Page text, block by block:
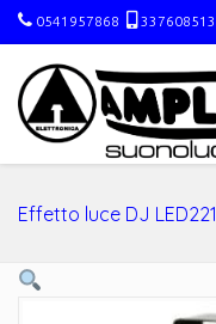
0541957868 337608513
Effetto luce DJ LED221